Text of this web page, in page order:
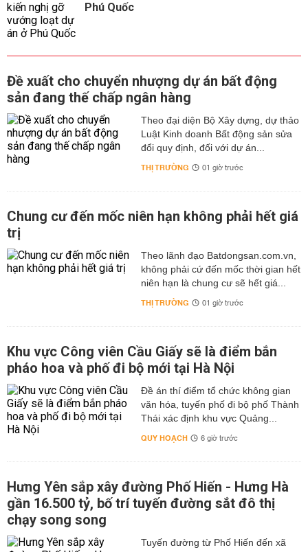
Phú Quốc
Đề xuất cho chuyển nhượng dự án bất động
sản đang thế chấp ngân hàng
Theo đại diện Bộ Xây dựng, dự thảo
Luật Kinh doanh Bất động sản sửa
đổi quy định, đối với dự án...
THỊ TRƯỜNG 01 giờ trước
Chung cư đến mốc niên hạn không phải hết giá
trị
Theo lãnh đạo Batdongsan.com.vn,
không phải cứ đến mốc thời gian hết
niên hạn là chung cư sẽ hết giá...
THỊ TRƯỜNG 01 giờ trước
Khu vực Công viên Cầu Giấy sẽ là điểm bắn
pháo hoa và phố đi bộ mới tại Hà Nội
Đề án thí điểm tổ chức không gian
văn hóa, tuyến phố đi bộ phố Thành
Thái xác định khu vực Quảng...
QUY HOẠCH 6 giờ trước
Hưng Yên sắp xây đường Phố Hiến - Hưng Hà
gần 16.500 tỷ, bố trí tuyến đường sắt đô thị
chạy song song
Tuyến đường từ Phố Hiến đến xã